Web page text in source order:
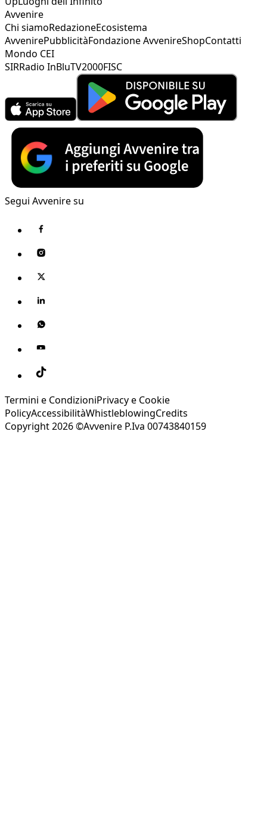
Avvenire
Chi siamoRedazioneEcosistema
AvvenirePubblicitàFondazione AvvenireShopContatti
Mondo CEI
SIRRadio InBluTV2000FISC
Segui Avvenire su
Termini e CondizioniPrivacy e Cookie
PolicyAccessibilitàWhistleblowingCredits
Copyright 2026 ©Avvenire P.Iva 00743840159